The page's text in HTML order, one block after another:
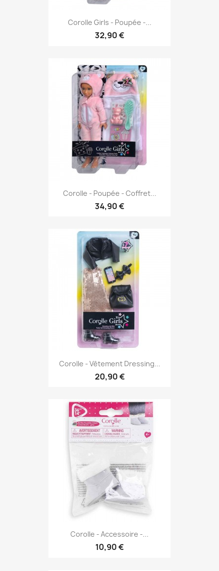
Corolle Girls - Poupée -...
32,90 €
Corolle - Poupée - Coffret...
34,90 €
Corolle - Vêtement Dressing...
20,90 €
Corolle - Accessoire -...
10,90 €